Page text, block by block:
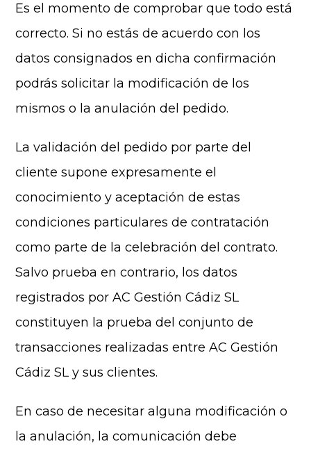
Es el momento de comprobar que todo está
correcto. Si no estás de acuerdo con los
datos consignados en dicha confirmación
podrás solicitar la modificación de los
mismos o la anulación del pedido.
La validación del pedido por parte del
cliente supone expresamente el
conocimiento y aceptación de estas
condiciones particulares de contratación
como parte de la celebración del contrato.
Salvo prueba en contrario, los datos
registrados por AC Gestión Cádiz SL
constituyen la prueba del conjunto de
transacciones realizadas entre AC Gestión
Cádiz SL y sus clientes.
En caso de necesitar alguna modificación o
la anulación, la comunicación debe